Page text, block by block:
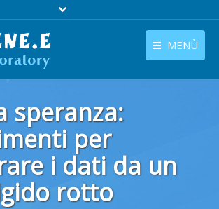
MENÙ
languages switcher
Prodotti
Scarica
Negozio
speranza:
per
i dati da un
rotto